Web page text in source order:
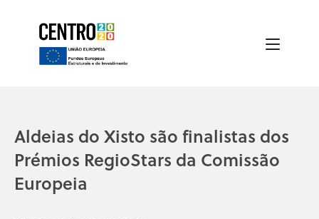
Aldeias do Xisto são finalistas dos
Prémios RegioStars da Comissão
Europeia